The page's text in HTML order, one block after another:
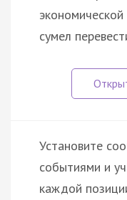
сумел
Установите
событиями и
каждой